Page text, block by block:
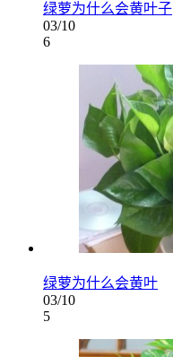
绿萝为什么会黄叶子
03/10
6
绿萝为什么会黄叶
03/10
5